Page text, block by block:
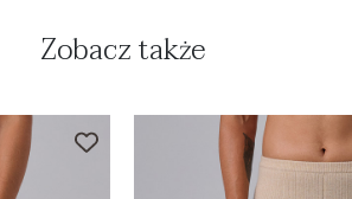
Zobacz także